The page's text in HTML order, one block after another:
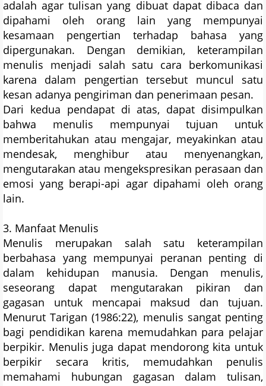
adalah agar tulisan yang dibuat dapat dibaca dan
dipahami oleh orang lain yang mempunyai
kesamaan pengertian terhadap bahasa yang
dipergunakan. Dengan demikian, keterampilan
menulis menjadi salah satu cara berkomunikasi
karena dalam pengertian tersebut muncul satu
kesan adanya pengiriman dan penerimaan pesan.
Dari kedua pendapat di atas, dapat disimpulkan
bahwa menulis mempunyai tujuan untuk
memberitahukan atau mengajar, meyakinkan atau
mendesak, menghibur atau menyenangkan,
mengutarakan atau mengekspresikan perasaan dan
emosi yang berapi-api agar dipahami oleh orang
lain.
3. Manfaat Menulis
Menulis merupakan salah satu keterampilan
berbahasa yang mempunyai peranan penting di
dalam kehidupan manusia. Dengan menulis,
seseorang dapat mengutarakan pikiran dan
gagasan untuk mencapai maksud dan tujuan.
Menurut Tarigan (1986:22), menulis sangat penting
bagi pendidikan karena memudahkan para pelajar
berpikir. Menulis juga dapat mendorong kita untuk
berpikir secara kritis, memudahkan penulis
memahami hubungan gagasan dalam tulisan,